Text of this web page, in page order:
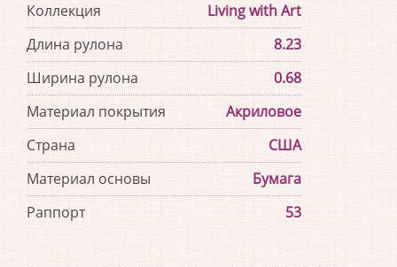
Коллекция
Living with Art
Длина рулона
8.23
Ширина рулона
0.68
Материал покрытия
Акриловое
Страна
США
Материал основы
Бумага
Раппорт
53